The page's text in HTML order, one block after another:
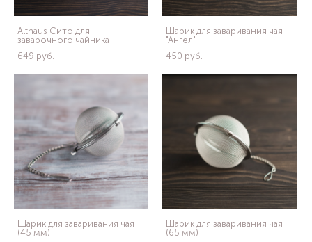
Althaus Сито для
заварочного чайника
649 pуб.
Шарик для заваривания чая
"Ангел"
450 pуб.
Шарик для заваривания чая
(45 мм)
Шарик для заваривания чая
(65 мм)